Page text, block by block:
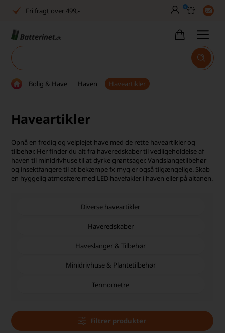
Dansk lager
Høj kundetilfredshed
Fri fragt over 499,-
30 dages returret
Tlf. er lukket uge 27-32
0
Bolig & Have Haven Haveartikler
Haveartikler
Opnå en frodig og velplejet have med de rette haveartikler og
tilbehør. Her finder du alt fra haveredskaber til vedligeholdelse af
haven til minidrivhuse til at dyrke grøntsager. Vandslangetilbehør
og insektfangere til at bekæmpe fx myg er også tilgængelige. Skab
en hyggelig atmosfære med LED havefakler i haven eller på altanen.
Diverse haveartikler
Haveredskaber
Haveslanger & Tilbehør
Minidrivhuse & Plantetilbehør
Termometre
Filtrer produkter